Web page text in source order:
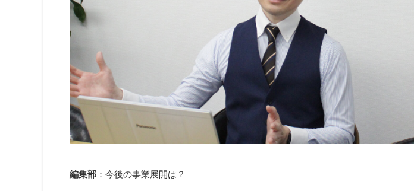
編集部 ：今後の事業展開は？